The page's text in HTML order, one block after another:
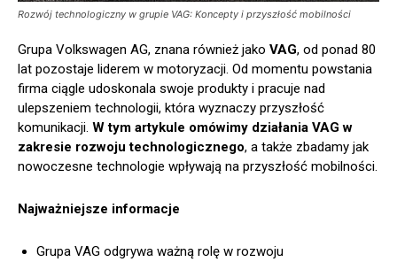
Rozwój technologiczny w grupie VAG: Koncepty i przyszłość mobilności
Grupa Volkswagen AG, znana również jako VAG, od ponad 80
lat pozostaje liderem w motoryzacji. Od momentu powstania
firma ciągle udoskonala swoje produkty i pracuje nad
ulepszeniem technologii, która wyznaczy przyszłość
komunikacji. W tym artykule omówimy działania VAG w
zakresie rozwoju technologicznego, a także zbadamy jak
nowoczesne technologie wpływają na przyszłość mobilności.
Najważniejsze informacje
Grupa VAG odgrywa ważną rolę w rozwoju